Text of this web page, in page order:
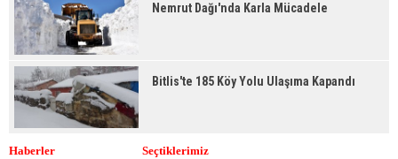
Nemrut Dağı'nda Karla Mücadele
Bitlis'te 185 Köy Yolu Ulaşıma Kapandı
Haberler Seçtiklerimiz